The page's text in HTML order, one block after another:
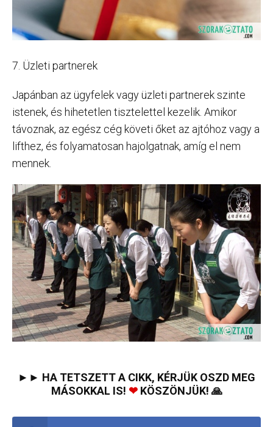
7. Üzleti partnerek
Japánban az ügyfelek vagy üzleti partnerek szinte
istenek, és hihetetlen tisztelettel kezelik. Amikor
távoznak, az egész cég követi őket az ajtóhoz vagy a
lifthez, és folyamatosan hajolgatnak, amíg el nem
mennek.
►► HA TETSZETT A CIKK, KÉRJÜK OSZD MEG
MÁSOKKAL IS! ❤KÖSZÖNJÜK! 🙏